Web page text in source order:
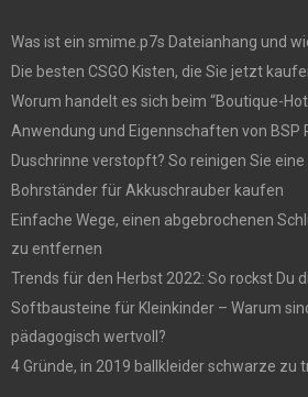
Was ist ein smime.p7s Dateianhang und
Die besten CSGO Kisten, die Sie jetzt
Worum handelt es sich beim “Boutique-
Anwendung und Eigennschaften von BSP
Duschrinne verstopft? So reinigen Sie eine
Bohrständer für Akkuschrauber kaufen
Einfache Wege, einen abgebrochenen
zu entfernen
Trends für den Herbst 2022: So rockst Du
Softbausteine für Kleinkinder – Warum
pädagogisch wertvoll?
4 Gründe, in 2019 ballkleider schwarze zu